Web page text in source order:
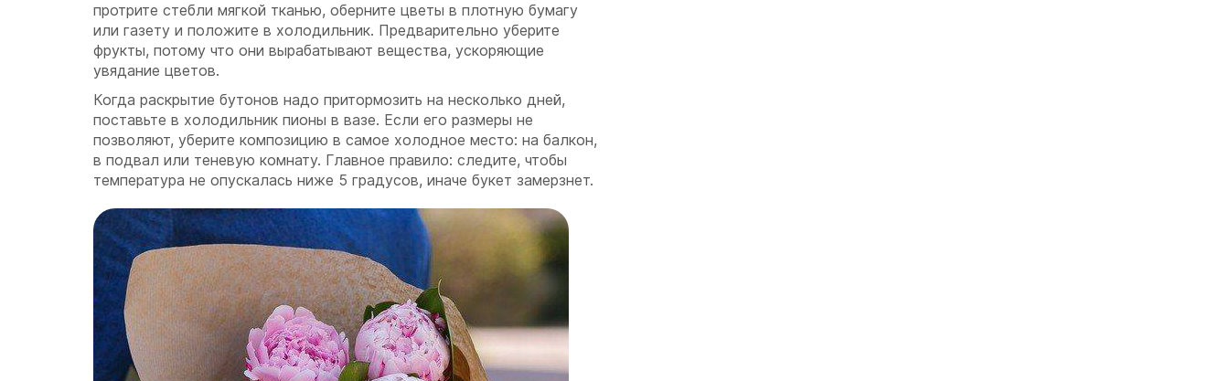
протрите стебли мягкой тканью, оберните цветы в плотную бумагу
или газету и положите в холодильник. Предварительно уберите
фрукты, потому что они вырабатывают вещества, ускоряющие
увядание цветов.
Когда раскрытие бутонов надо притормозить на несколько дней,
поставьте в холодильник пионы в вазе. Если его размеры не
позволяют, уберите композицию в самое холодное место: на балкон,
в подвал или теневую комнату. Главное правило: следите, чтобы
температура не опускалась ниже 5 градусов, иначе букет замерзнет.